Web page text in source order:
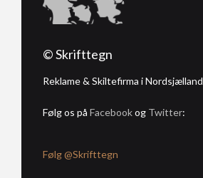
© Skrifttegn
Reklame & Skiltefirma i Nordsjælland
Følg os på Facebookog Twitter:
Følg @Skrifttegn